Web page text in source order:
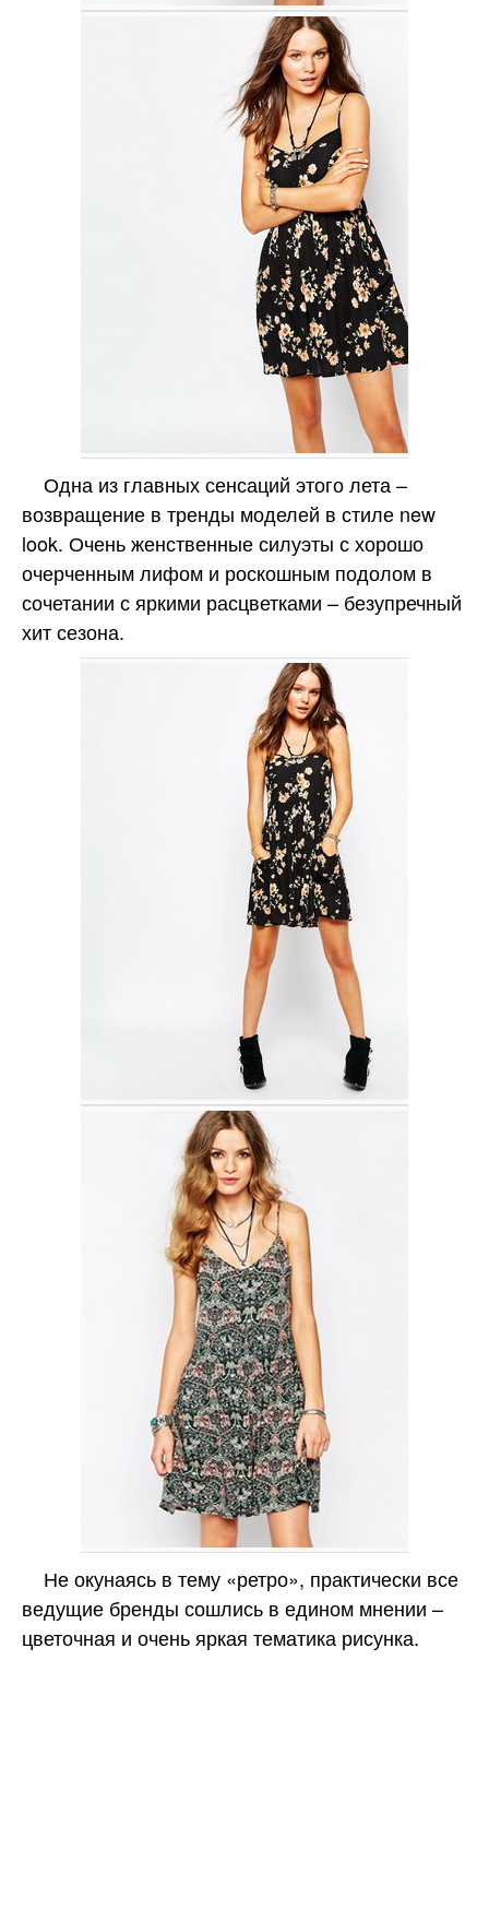
Одна из главных сенсаций этого лета –
возвращение в тренды моделей в стиле new
look. Очень женственные силуэты с хорошо
очерченным лифом и роскошным подолом в
сочетании с яркими расцветками – безупречный
хит сезона.
Не окунаясь в тему «ретро», практически все
ведущие бренды сошлись в едином мнении –
цветочная и очень яркая тематика рисунка.